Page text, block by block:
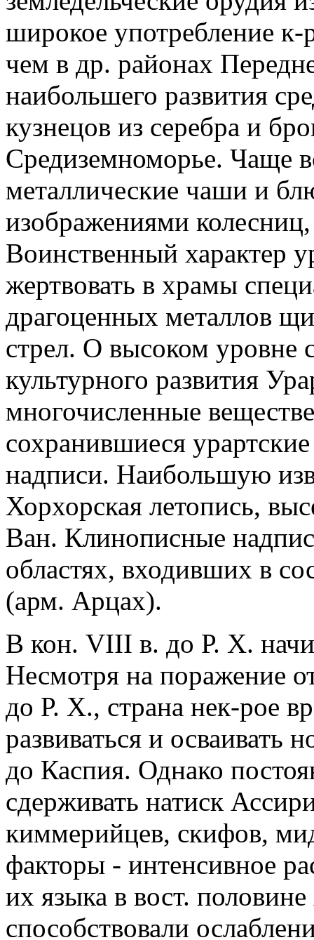
широкое употребление к-
чем в др. районах
наибольшего развития
кузнецов из серебра и
Средиземноморье. Чаще
металлические чаши и
изображениями
Воинственный характер
жертвовать в храмы
драгоценных металлов
стрел. О высоком уровне
культурного развития
многочисленные
сохранившиеся
надписи. Наибольшую
Хорхорская летопись,
Ван. Клинописные
областях, входивших в
(арм. Арцах).
В кон. VIII в. до Р. Х.
Несмотря на поражение
до Р. Х., страна нек-рое
развиваться и осваивать
до Каспия. Однако
сдерживать натиск
киммерийцев, скифов,
факторы - интенсивное
их языка в вост.
способствовали